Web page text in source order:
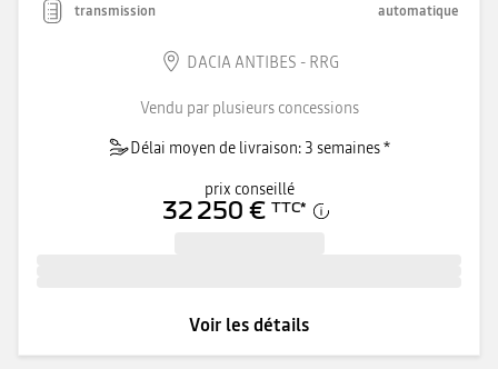
transmission automatique
DACIA ANTIBES - RRG
Vendu par plusieurs concessions
Délai moyen de livraison: 3 semaines *
prix conseillé
32 250 € TTC*
Voir les détails